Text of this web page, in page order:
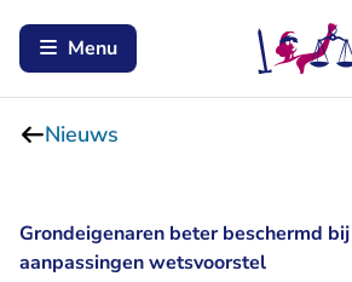
Menu
Nieuws
Grondeigenaren beter beschermd
aanpassingen wetsvoorstel